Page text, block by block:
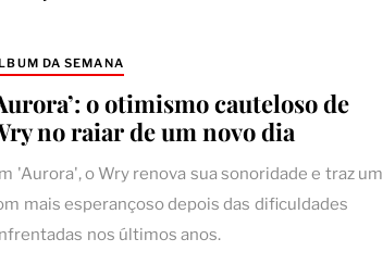
DA SEMANA
o otimismo cauteloso de
no raiar de um novo dia
'Aurora', o Wry renova sua sonoridade e traz um
mais esperançoso depois das dificuldades
nos últimos anos.